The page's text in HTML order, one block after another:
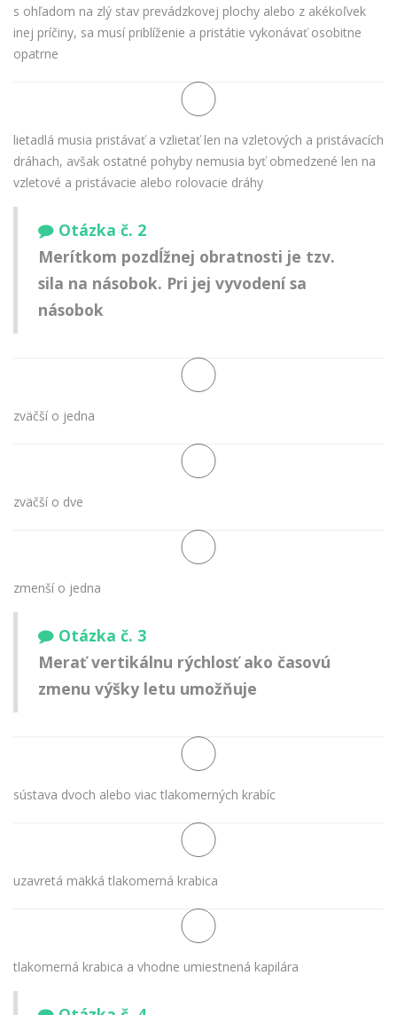
s ohľadom na zlý stav prevádzkovej plochy alebo z akékoľvek
inej príčiny, sa musí priblíženie a pristátie vykonávať osobitne
opatrne
lietadlá musia pristávať a vzlietať len na vzletových a pristávacích
dráhach, avšak ostatné pohyby nemusia byť obmedzené len na
vzletové a pristávacie alebo rolovacie dráhy
Otázka č. 2
Merítkom pozdĺžnej obratnosti je tzv.
sila na násobok. Pri jej vyvodení sa
násobok
zväčší o jedna
zväčší o dve
zmenší o jedna
Otázka č. 3
Merať vertikálnu rýchlosť ako časovú
zmenu výšky letu umožňuje
sústava dvoch alebo viac tlakomerných krabíc
uzavretá mäkká tlakomerná krabica
tlakomerná krabica a vhodne umiestnená kapilára